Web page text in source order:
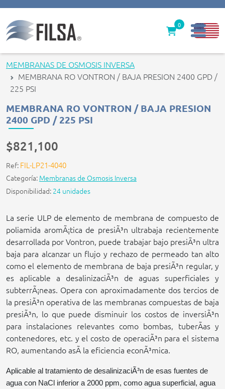
Inicio
Nuestras Soluciones
Filter caps
Contáctenos
gerencia@filsawater.com
0
MEMBRANAS DE OSMOSIS INVERSA
MEMBRANA RO VONTRON / BAJA PRESION 2400 GPD /
225 PSI
MEMBRANA RO VONTRON / BAJA PRESION
2400 GPD / 225 PSI
$821,100
Ref: FIL-LP21-4040
Categoría: Membranas de Osmosis Inversa
Disponibilidad: 24 unidades
La serie ULP de elemento de membrana de compuesto de
poliamida aromÃ¡tica de presiÃ³n ultrabaja recientemente
desarrollada por Vontron, puede trabajar bajo presiÃ³n ultra
baja para alcanzar un flujo y rechazo de permeado tan alto
como el elemento de membrana de baja presiÃ³n regular, y
es aplicable a desalinizaciÃ³n de aguas superficiales y
subterrÃ¡neas. Opera con aproximadamente dos tercios de
la presiÃ³n operativa de las membranas compuestas de baja
presiÃ³n, lo que puede disminuir los costos de inversiÃ³n
para instalaciones relevantes como bombas, tuberÃ­as y
contenedores, etc. y el costo de operaciÃ³n para el sistema
RO, aumentando asÃ­ la eficiencia econÃ³mica.
Aplicable al tratamiento de desalinizaciÃ³n de esas fuentes de
agua con NaCl inferior a 2000 ppm, como agua superficial, agua